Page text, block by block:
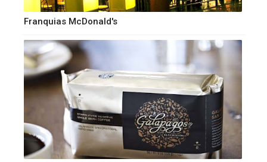
Franquias McDonald's